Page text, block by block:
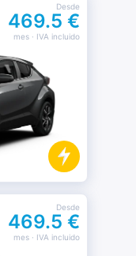
Desde
469.5 €
mes· IVA incluido
Desde
469.5 €
mes· IVA incluido